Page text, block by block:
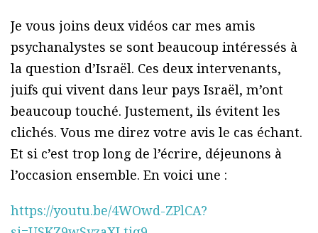
Je vous joins deux vidéos car mes amis
psychanalystes se sont beaucoup intéressés à
la question d’Israël. Ces deux intervenants,
juifs qui vivent dans leur pays Israël, m’ont
beaucoup touché. Justement, ils évitent les
clichés. Vous me direz votre avis le cas échant.
Et si c’est trop long de l’écrire, déjeunons à
l’occasion ensemble. En voici une :
https://youtu.be/4WOwd-ZPlCA?